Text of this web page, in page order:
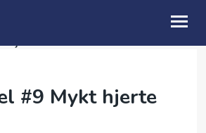
hjerte
#9 Mykt hjerte